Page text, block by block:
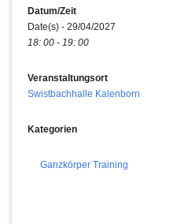
Datum/Zeit
Date(s) - 29/04/2027
18: 00 - 19: 00
Veranstaltungsort
Swistbachhalle Kalenborn
Kategorien
Ganzkörper Training